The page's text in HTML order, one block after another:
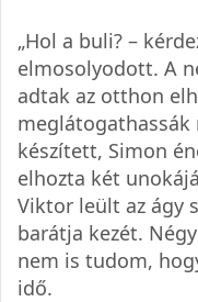
„Hol a buli? –
elmosolyodott. A
adtak az otthon
meglátogathassák
készített, Simon
elhozta két
Viktor leült az ágy
barátja kezét.
nem is tudom,
idő.